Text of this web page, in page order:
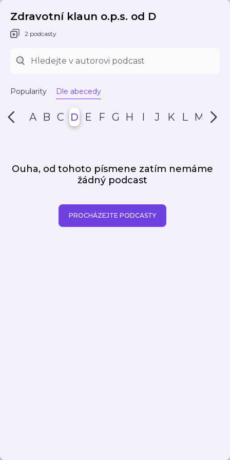
Zdravotní klaun o.p.s. od D
2 podcasty
Popularity Dle abecedy
A B C D E F G H I J K L M N
Ouha, od tohoto písmene zatím nemáme
žádný podcast
PROCHÁZEJTE PODCASTY